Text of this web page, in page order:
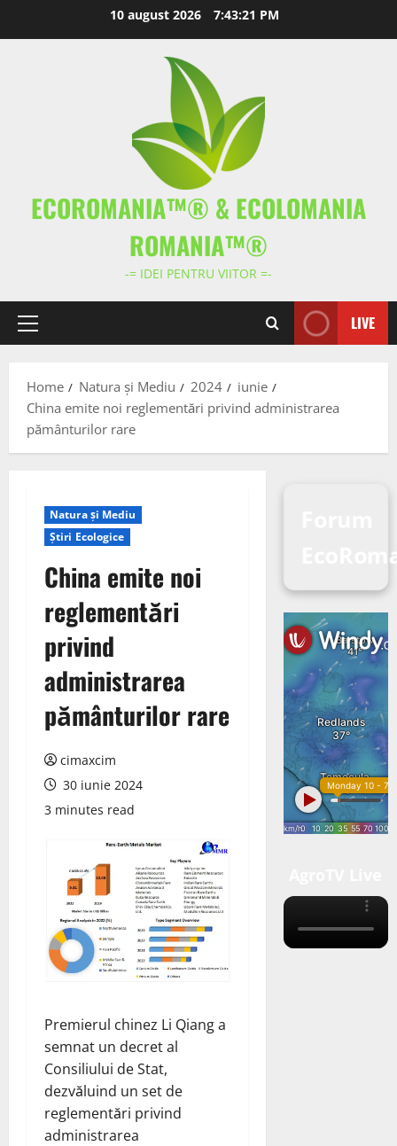
10 august 2026 7:43:22 PM
ECOROMANIA™® & ECOLOMANIA
ROMANIA™®
-= IDEI PENTRU VIITOR =-
Primary
LIVE
Home Natura și Mediu 2024
iunie
China emite noi reglementări privind administrarea
pământurilor rare
Natura și Mediu
Știri Ecologice
China emite noi
reglementări
privind
administrarea
pământurilor rare
cimaxcim
30 iunie 2024
3 minutes read
Premierul chinez Li Qianga
semnat un decret al
Consiliului de Stat,
dezvăluind un set de
reglementări privind
administrarea